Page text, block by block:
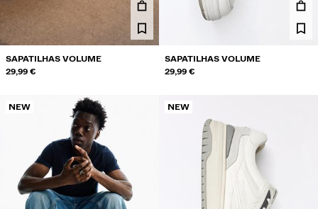
SAPATILHAS VOLUME
29,99 €
SAPATILHAS VOLUME
29,99 €
NEW NEW